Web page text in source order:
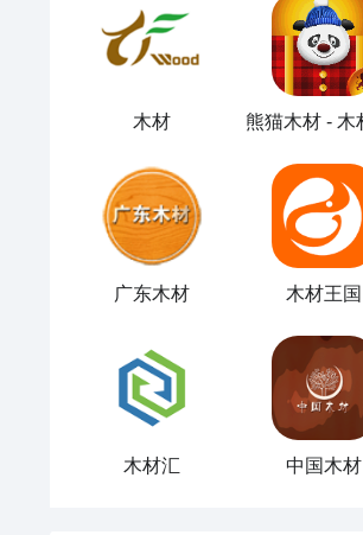
木材
广东木材 木材王国
木材汇 中国木材